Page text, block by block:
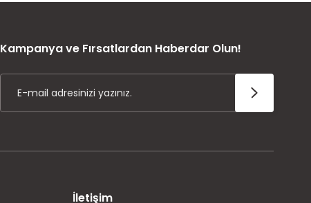
Kampanya ve Fırsatlardan Haberdar Olun!
İletişim